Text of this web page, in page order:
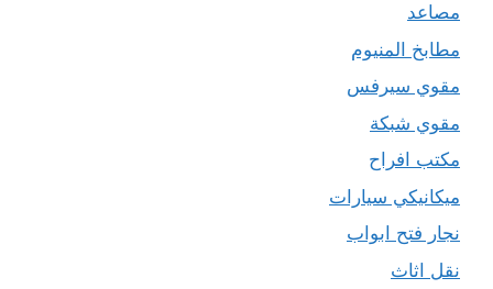
مصاعد
مطابخ المنيوم
مقوي سيرفس
مقوي شبكة
مكتب افراح
ميكانيكي سيارات
نجار فتح ابواب
نقل اثاث